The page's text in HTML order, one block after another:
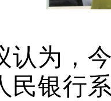
认为，
民银行